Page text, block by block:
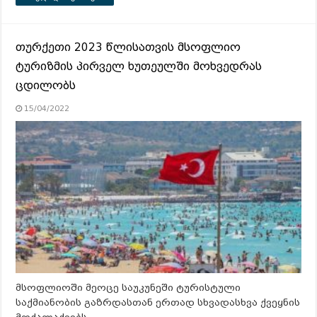
თურქეთი 2023 წლისათვის მსოფლიო
ტურიზმის პირველ ხუთეულში მოხვედრას
ცდილობს
15/04/2022
მსოფლიოში მეოცე საუკუნეში ტურისტული
საქმიანობის გაზრდასთან ერთად სხვადასხვა ქვეყნის